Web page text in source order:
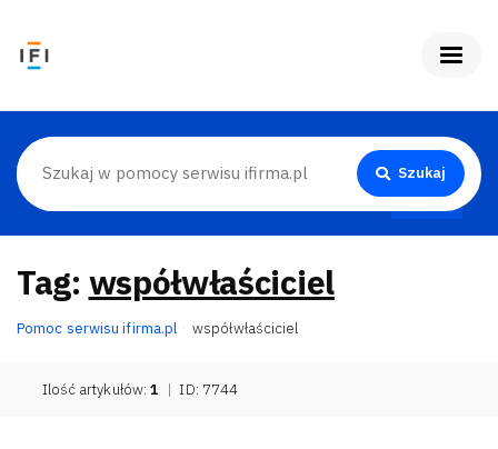
Szukaj
Tag: współwłaściciel
Pomoc serwisu ifirma.pl współwłaściciel
Ilość artykułów:1 | ID: 7744